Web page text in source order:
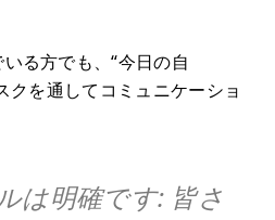
る方でも、“今日の自
を通してコミュニケーショ
は明確です: 皆さ